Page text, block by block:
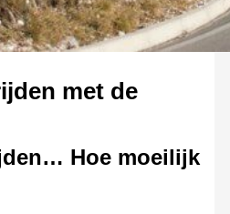
met de
Hoe moeilijk